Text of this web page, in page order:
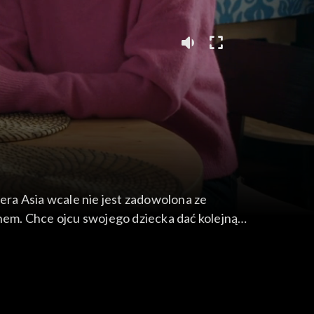
Asia wcale nie jest zadowolona ze
Chce ojcu swojego dziecka dać kolejną
Jowita spotyka się z Hellerem znanym